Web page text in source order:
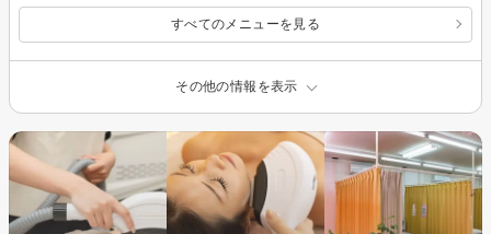
すべてのメニューを見る
その他の情報を表示